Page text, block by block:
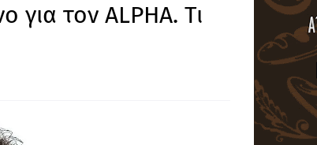
για τον ALPHA. Τι